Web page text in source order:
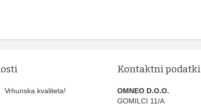
Vrhunska kvaliteta!
Kontaktni podatki
OMNEO D.O.O.
GOMILCI 11/A